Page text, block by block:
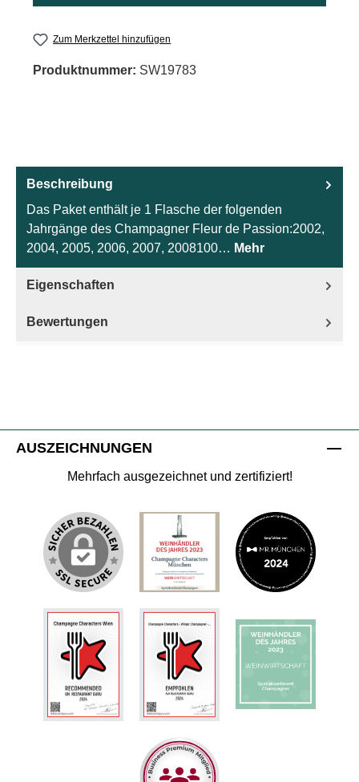
Zum Merkzettel hinzufügen
Produktnummer: SW19783
Beschreibung
Das Paket enthält je 1 Flasche der folgenden
Jahrgänge des Champagner Fleur de Passion:2002,
2004, 2005, 2006, 2007, 2008100… Mehr
Eigenschaften
Bewertungen
AUSZEICHNUNGEN
Mehrfach ausgezeichnet und zertifiziert!